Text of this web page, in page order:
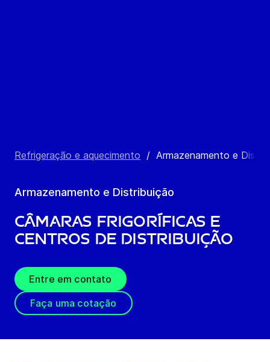
Refrigeração e aquecimento / Armazenamento e
Armazenamento e Distribuição
Câmaras Frigoríficas e
Centros de Distribuição
Entre em contato
Faça uma cotação